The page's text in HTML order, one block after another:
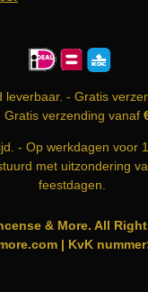
leverbaar. - Gratis
verzending vanaf
- Op werkdagen voor
met uitzondering
feestdagen.
& More. All
| KvK